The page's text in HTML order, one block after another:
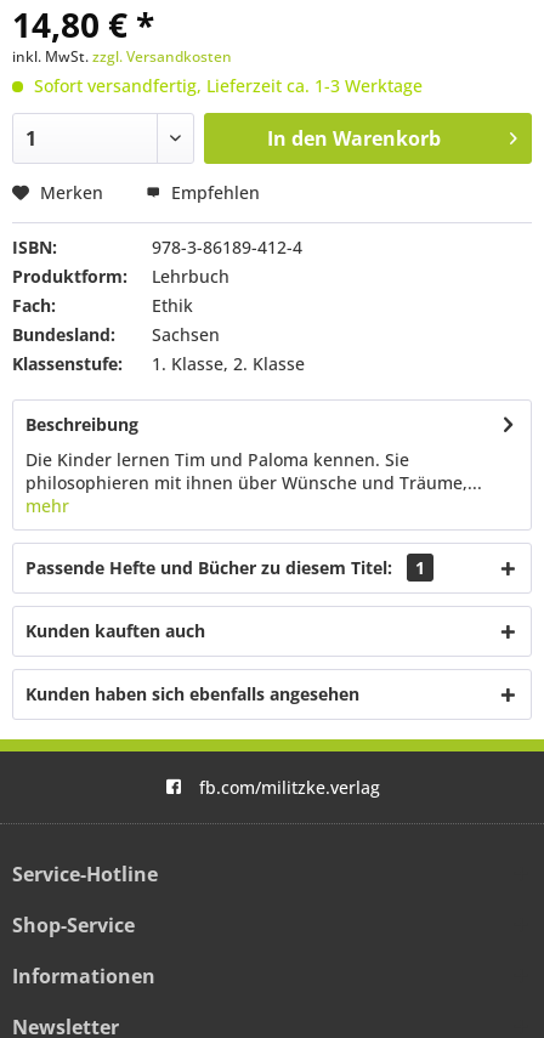
14,80 € *
inkl. MwSt.zzgl. Versandkosten
Sofort versandfertig, Lieferzeit ca. 1-3 Werktage
In den Warenkorb
Merken Empfehlen
ISBN:
978-3-86189-412-4
Produktform:
Lehrbuch
Fach:
Ethik
Bundesland:
Sachsen
Klassenstufe:
1. Klasse, 2. Klasse
Beschreibung
Die Kinder lernen Tim und Paloma kennen. Sie
philosophieren mit ihnen über Wünsche und Träume,...
mehr
Passende Hefte und Bücher zu diesem Titel: 1
Kunden kauften auch
Kunden haben sich ebenfalls angesehen
fb.com/militzke.verlag
Service-Hotline
Shop-Service
Informationen
Newsletter